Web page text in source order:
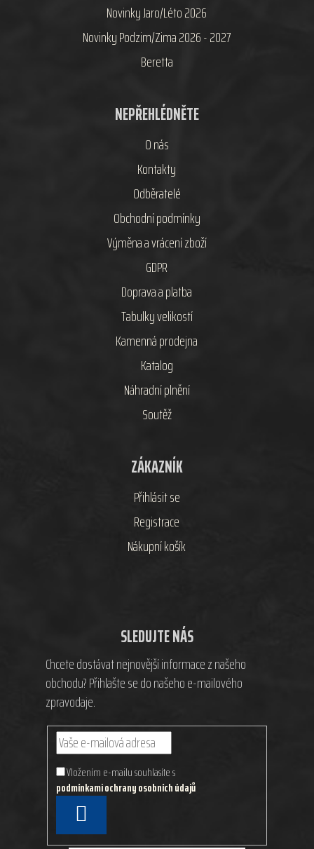
Novinky Jaro/Léto 2026
Novinky Podzim/Zima 2026 - 2027
Beretta
NEPŘEHLÉDNĚTE
O nás
Kontakty
Odběratelé
Obchodní podmínky
Výměna a vrácení zboží
GDPR
Doprava a platba
Tabulky velikostí
Kamenná prodejna
Katalog
Náhradní plnění
Soutěž
ZÁKAZNÍK
Přihlásit se
Registrace
Nákupní košík
SLEDUJTE NÁS
Chcete dostávat nejnovější informace z našeho
obchodu? Přihlašte se do našeho e-mailového
zpravodaje.
Vložením e-mailu souhlasíte s
podmínkami ochrany osobních údajů
SE